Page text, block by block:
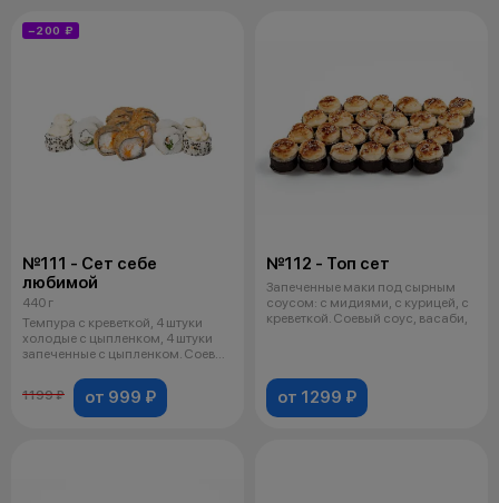
−200 ₽
№111 - Сет себе
любимой
440 г
Темпура с креветкой, 4 штуки
холодые с цыпленком, 4 штуки
запеченные с цыпленком. Соевый
1199 ₽
от 999 ₽
№112 - Топ сет
Запеченные маки под сырным
соусом: с мидиями, с курицей, с
креветкой. Соевый соус, васаби,
от 1299 ₽